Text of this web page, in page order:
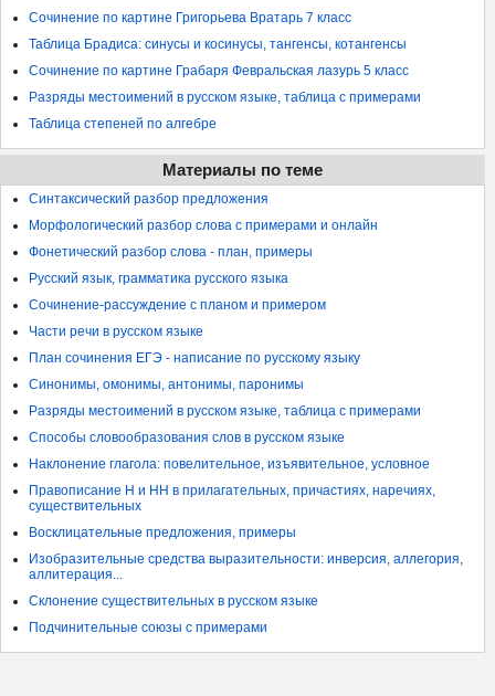
Сочинение по картине Григорьева Вратарь 7 класс
Таблица Брадиса: синусы и косинусы, тангенсы, котангенсы
Сочинение по картине Грабаря Февральская лазурь 5 класс
Разряды местоимений в русском языке, таблица с примерами
Таблица степеней по алгебре
Материалы по теме
Синтаксический разбор предложения
Морфологический разбор слова с примерами и онлайн
Фонетический разбор слова - план, примеры
Русский язык, грамматика русского языка
Сочинение-рассуждение с планом и примером
Части речи в русском языке
План сочинения ЕГЭ - написание по русскому языку
Синонимы, омонимы, антонимы, паронимы
Разряды местоимений в русском языке, таблица с примерами
Способы словообразования слов в русском языке
Наклонение глагола: повелительное, изъявительное, условное
Правописание Н и НН в прилагательных, причастиях, наречиях,
существительных
Восклицательные предложения, примеры
Изобразительные средства выразительности: инверсия, аллегория,
аллитерация...
Склонение существительных в русском языке
Подчинительные союзы с примерами